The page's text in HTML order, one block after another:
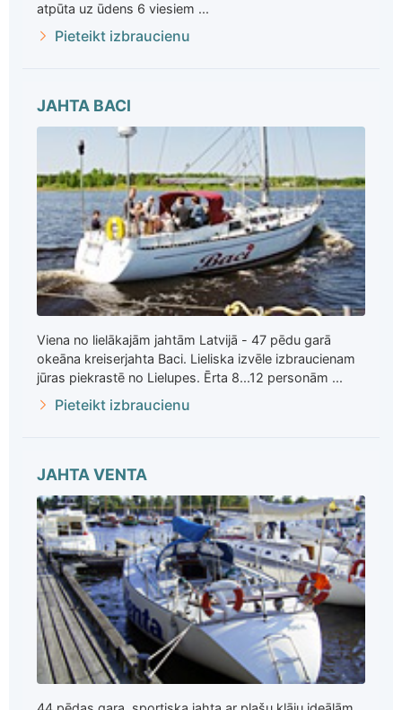
atpūta uz ūdens 6 viesiem ...
Pieteikt izbraucienu
JAHTA BACI
Viena no lielākajām jahtām Latvijā - 47 pēdu garā
okeāna kreiserjahta Baci. Lieliska izvēle izbraucienam
jūras piekrastē no Lielupes. Ērta 8...12 personām ...
Pieteikt izbraucienu
JAHTA VENTA